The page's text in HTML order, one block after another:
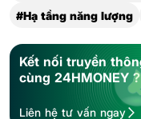
#Hạ tầng năng lượng
Kết nối truyền
cùng 24HMONEY ?
Liên hệ tư vấn ngay